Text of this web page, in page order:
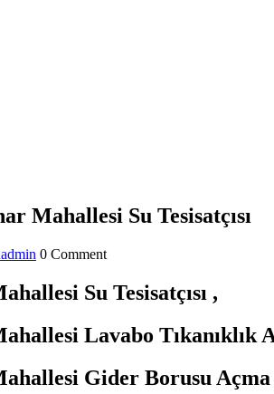
Mahallesi Su Tesisatçısı
admin 0 Comment
Su Tesisatçısı ,
Lavabo Tıkanıklık
Gider Borusu Açma